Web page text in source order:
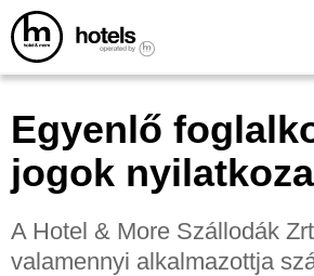
Egyenlő
jogok
A Hotel & More Szállodák
valamennyi alkalmazottja